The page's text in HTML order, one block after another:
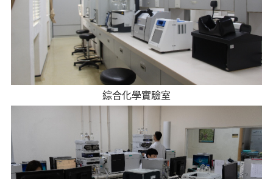
綜合化學實驗室